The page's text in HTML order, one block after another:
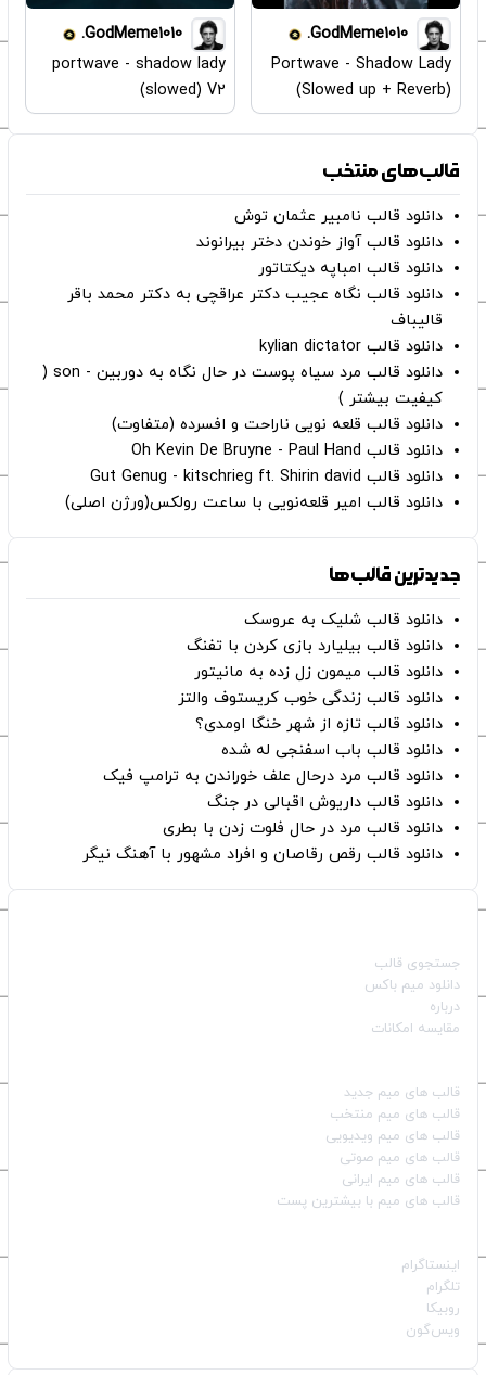
GodMeme1010.
Portwave - Shadow Lady
(Slowed up + Reverb)
GodMeme1010.
portwave - shadow lady
(slowed) V2
قالب‌های منتخب
دانلود قالب نامبیر عثمان ‌توش
دانلود قالب آواز خوندن دختر بیرانوند
دانلود قالب امباپه دیکتاتور
دانلود قالب نگاه عجیب دکتر عراقچی به دکتر محمد باقر
قالیباف
دانلود قالب kylian dictator
دانلود قالب مرد سیاه پوست در حال نگاه به دوربین - son (
کیفیت بیشتر )
دانلود قالب قلعه نویی ناراحت و افسرده (متفاوت)
دانلود قالب Oh Kevin De Bruyne - Paul Hand
دانلود قالب Gut Genug - kitschrieg ft. Shirin david
دانلود قالب امیر قلعه‌نویی با ساعت رولکس(ورژن اصلی)
جدیدترین قالب‌ها
دانلود قالب شلیک به عروسک
دانلود قالب بیلیارد بازی کردن با تفنگ
دانلود قالب میمون زل زده به مانیتور
دانلود قالب زندگی خوب کریستوف والتز
دانلود قالب تازه از شهر خنگا اومدی؟
دانلود قالب باب اسفنجی له شده
دانلود قالب مرد درحال علف خوراندن به ترامپ فیک
دانلود قالب داریوش اقبالی در جنگ
دانلود قالب مرد در حال فلوت زدن با بطری
دانلود قالب رقص رقاصان و افراد مشهور با آهنگ نیگر
جستجوی قالب
دانلود میم باکس
درباره
مقایسه امکانات
قالب‌ های میم جدید
قالب‌ های میم منتخب
قالب‌ های میم ویدیویی
قالب‌ های میم صوتی
قالب‌ های میم ایرانی
قالب‌ های میم با بیشترین پست
اینستاگرام
تلگرام
روبیکا
ویس‌گون